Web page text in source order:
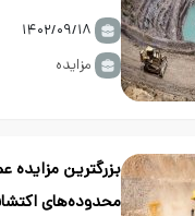
مزایده
بزرگترین مزایده
محدوده‌های